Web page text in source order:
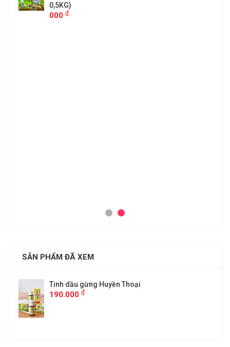
0,5KG)
000 ₫
SẢN PHẨM ĐÃ XEM
Tinh dầu gừng Huyền Thoại
190.000 ₫